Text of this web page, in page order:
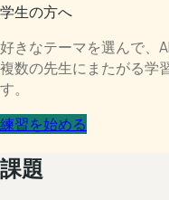
学生の方へ
好きなテーマを選んで、
複数の先生にまたがる学
す。
練習を始める
課題